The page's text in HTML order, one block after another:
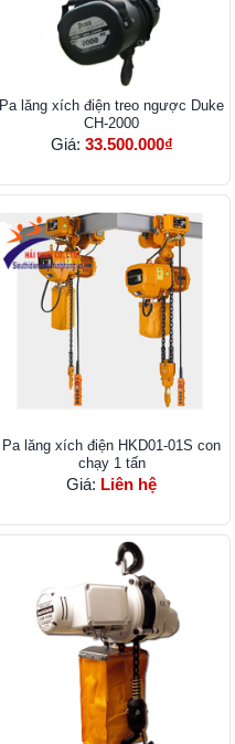
Pa lăng xích điện treo ngược Duke
CH-2000
Giá: 33.500.000₫
Pa lăng xích điện HKD01-01S con
chạy 1 tấn
Giá: Liên hệ